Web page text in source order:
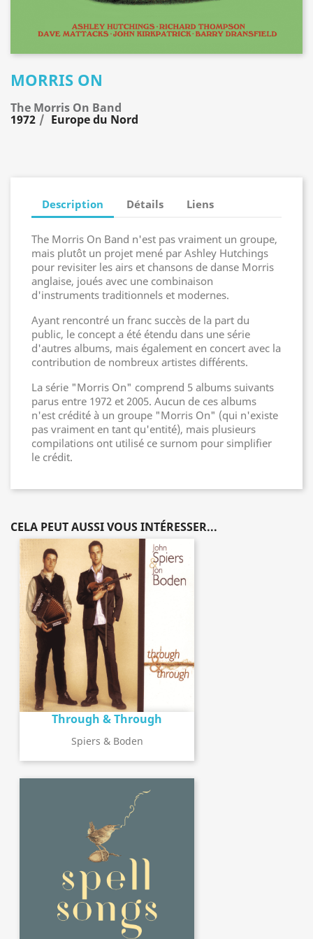
MORRIS ON
The Morris On Band
1972 Europe du Nord
Description Détails Liens
The Morris On Band n'est pas vraiment un groupe,
mais plutôt un projet mené par Ashley Hutchings
pour revisiter les airs et chansons de danse Morris
anglaise, joués avec une combinaison
d'instruments traditionnels et modernes.
Ayant rencontré un franc succès de la part du
public, le concept a été étendu dans une série
d'autres albums, mais également en concert avec la
contribution de nombreux artistes différents.
La série "Morris On" comprend 5 albums suivants
parus entre 1972 et 2005. Aucun de ces albums
n'est crédité à un groupe "Morris On" (qui n'existe
pas vraiment en tant qu'entité), mais plusieurs
compilations ont utilisé ce surnom pour simplifier
le crédit.
CELA PEUT AUSSI VOUS INTÉRESSER...
Through & Through
Spiers & Boden